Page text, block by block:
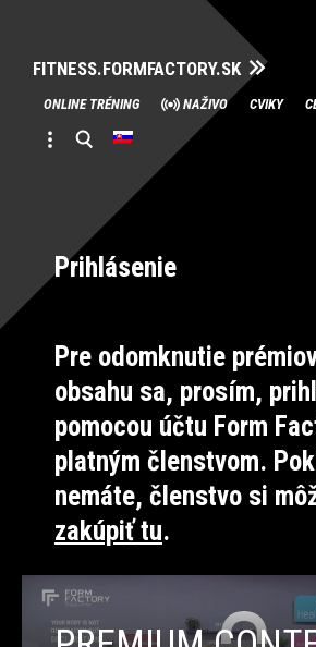
FITNESS.FORMFACTORY.SK
Skip
to
content
ONLINE TRÉNING NAŽIVO CVIKY
Prihlásenie
Pre odomknutie
obsahu sa, prosím,
pomocou účtu Form
platným členstvom.
nemáte, členstvo si
zakúpiť tu.